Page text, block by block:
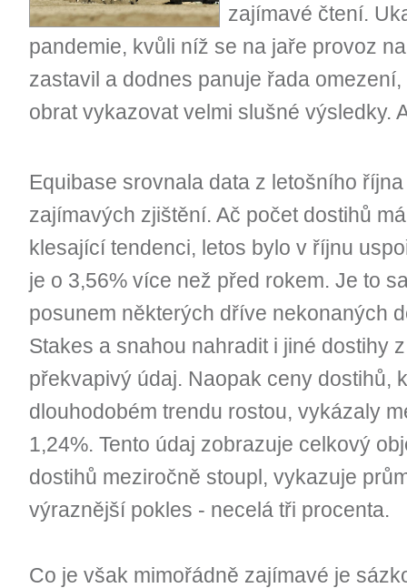
zajímavé čtení.
pandemie, kvůli níž se na jaře provoz
zastavil a dodnes panuje řada
obrat vykazovat velmi slušné výsledky.
Equibase srovnala data z letošního
zajímavých zjištění. Ač počet dostihů
klesající tendenci, letos bylo v říjnu
je o 3,56% více než před rokem. Je to
posunem některých dříve nekonaných
Stakes a snahou nahradit i jiné dostihy
překvapivý údaj. Naopak ceny dostihů,
dlouhodobém trendu rostou, vykázaly
1,24%. Tento údaj zobrazuje celkový
dostihů meziročně stoupl, vykazuje
výraznější pokles - necelá tři procenta.
Co je však mimořádně zajímavé je